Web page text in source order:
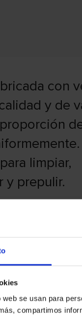
se usan para
compartimos
con
y de
limpiar,
y prepulir.
discos
y